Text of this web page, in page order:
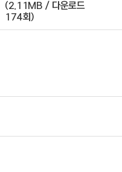
(2.11MB / 다운로드
174회)